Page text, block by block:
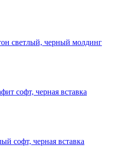
светлый, черный молдинг
софт, черная вставка
софт, черная вставка